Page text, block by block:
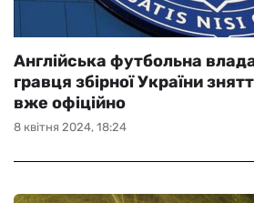
8 квітня 2024, 18:24
Англійська футбольна
гравця збірної України
вже офіційно